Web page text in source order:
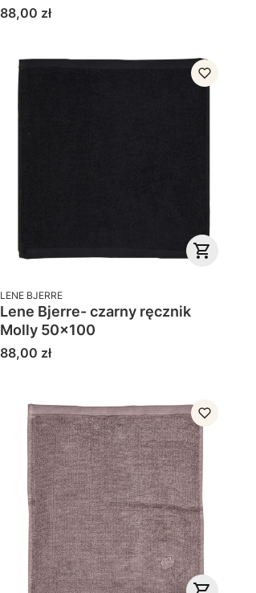
Cena
88,00 zł
PRODUCENT
LENE BJERRE
Lene Bjerre- czarny ręcznik
Molly 50x100
Cena
88,00 zł